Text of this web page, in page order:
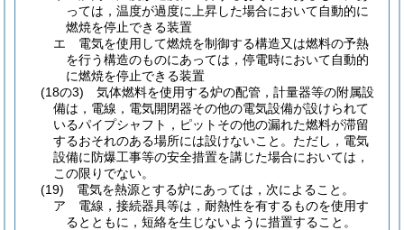
っては，温度が過度に上昇した場合において自動的に
燃焼を停止できる装置
エ
電気を使用して燃焼を制御する構造又は燃料の予熱
を行う構造のものにあっては，停電時において自動的
に燃焼を停止できる装置
(18の3)
気体燃料を使用する炉の配管，計量器等の附属設
備は，電線，電気開閉器その他の電気設備が設けられて
いるパイプシャフト，ピットその他の漏れた燃料が滞留
するおそれのある場所には設けないこと。 ただし，電気
設備に防爆工事等の安全措置を講じた場合においては，
この限りでない。
(19)
電気を熱源とする炉にあっては，次によること。
ア
電線，接続器具等は，耐熱性を有するものを使用す
るとともに，短絡を生じないように措置すること。